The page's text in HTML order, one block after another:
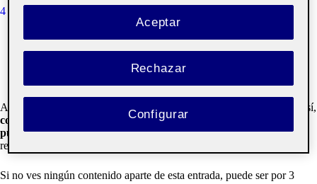
4 OCTUBRE, 2019
Una Ágora reúne los trabajos públicos y privados de un
grupo de estudiantes de un Aula de la Universitat Oberta
Aquí los compañeros podrán compartir las actividades del aula entre sí,
comentar
al REC y decidir qué contenidos quedan
públicospara los compañeros y compañeras del aula, del campus o la
red.
Si no ves ningún contenido aparte de esta entrada, puede ser por 3
Rechazar
Aceptar
Configurar